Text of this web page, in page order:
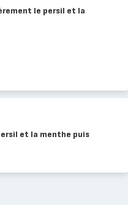
le persil et la
et la menthe puis